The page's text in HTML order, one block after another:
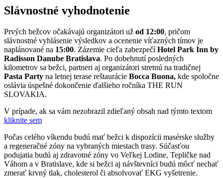
Slávnostné vyhodnotenie
Prvých bežcov očakávajú organizátori už od 12:00, pričom
slávnostné vyhlásenie výsledkov a ocenenie víťazných tímov je
naplánované na 15:00. Zázemie cieľa zabezpečíHotel Park Inn by
Radisson Danube Bratislava. Po dobehnutí posledných
kilometrov sa bežci, partneri aj organizátori stretnú na tradičnej
Pasta Party na letnej terase reštaurácie Bocca Buona, kde spoločne
oslávia úspešné dokončenie ďalšieho ročníka THE RUN
SLOVAKIA.
V prípade, ak sa vám nezobrazil zdieľaný obsah nad týmto textom
kliknite sem
Počas celého víkendu budú mať bežci k dispozícii masérske služby
a regeneračné zóny na vybraných miestach trasy. Súčasťou
podujatia budú aj zdravotné zóny vo Veľkej Lodine, Tepličke nad
Váhom a v Bratislave, kde si bežci aj návštevníci budú môcť nechať
zmerať krvný tlak, cholesterol či absolvovať EKG vyšetrenie.